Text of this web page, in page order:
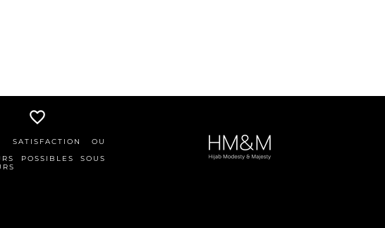
favorite_border
SATISFACTION OU
POSSIBLES SOUS